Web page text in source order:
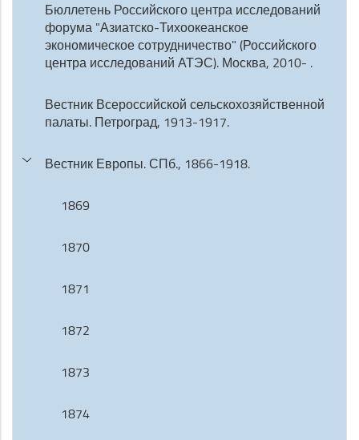
Бюллетень Российского центра исследований
форума "Азиатско-Тихоокеанское
экономическое сотрудничество" (Российского
центра исследований АТЭС). Москва, 2010- .
Вестник Всероссийской сельскохозяйственной
палаты. Петроград, 1913-1917.
Вестник Европы. СПб., 1866-1918.
1869
1870
1871
1872
1873
1874